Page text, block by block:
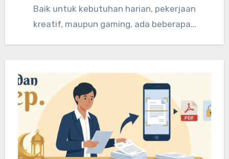
Baik untuk kebutuhan harian, pekerjaan
kreatif, maupun gaming, ada beberapa…